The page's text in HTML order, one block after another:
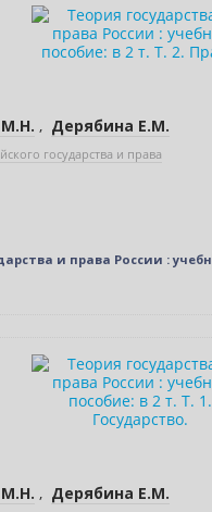
, Дерябина Е.М.
государства и права
и права России :
, Дерябина Е.М.